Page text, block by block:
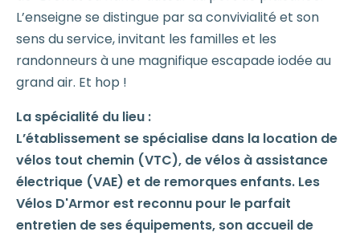
L’enseigne se distingue par sa convivialité et son
sens du service, invitant les familles et les
randonneurs à une magnifique escapade iodée au
grand air. Et hop !
La spécialité du lieu :
L’établissement se spécialise dans la location de
vélos tout chemin (VTC), de vélos à assistance
électrique (VAE) et de remorques enfants. Les
Vélos D'Armor est reconnu pour le parfait
entretien de ses équipements, son accueil de